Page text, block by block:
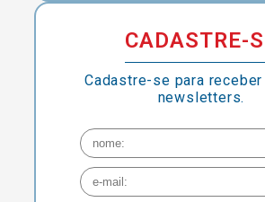
CADASTRE-
Cadastre-se para
newsletters.